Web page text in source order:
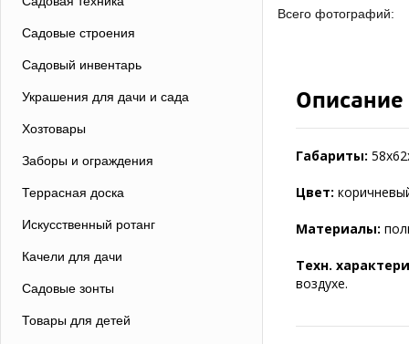
Садовые строения
Садовый инвентарь
Украшения для дачи и сада
Хозтовары
Заборы и ограждения
Террасная доска
Искусственный ротанг
Качели для дачи
Садовые зонты
Товары для детей
Всего фотографий:
Описание
Габариты:
Цвет:
Материалы:
Техн.
воздухе.